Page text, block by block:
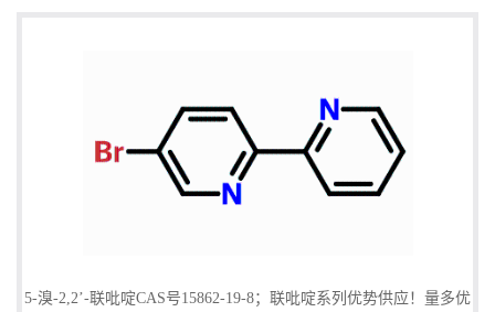
5-溴-2,2’-联吡啶CAS号15862-19-8；联吡啶系列优势供应！量多优